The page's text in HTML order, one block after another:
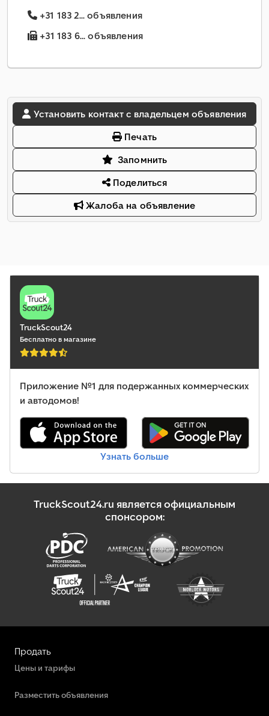
+31 183 2... объявления
+31 183 6... объявления
Установить контакт с владельцем объявления
Печать
Запомнить
Поделиться
Жалоба на объявление
TruckScout24
Бесплатно в магазине
Приложение №1 для подержанных коммерческих
и автодомов!
Узнать больше
TruckScout24.ru является официальным
спонсором:
Продать
Цены и тарифы
Разместить объявления